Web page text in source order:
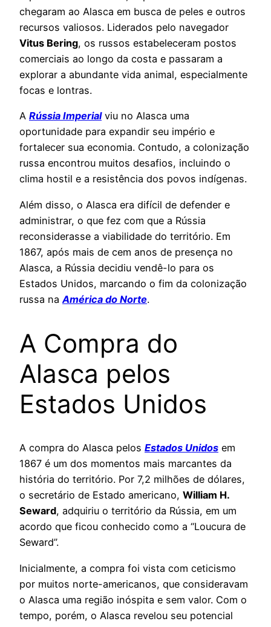
chegaram ao Alasca em busca de peles e outros
recursos valiosos. Liderados pelo navegador
Vitus Bering, os russos estabeleceram postos
comerciais ao longo da costa e passaram a
explorar a abundante vida animal, especialmente
focas e lontras.
A Rússia Imperialviu no Alasca uma
oportunidade para expandir seu império e
fortalecer sua economia. Contudo, a colonização
russa encontrou muitos desafios, incluindo o
clima hostil e a resistência dos povos indígenas.
Além disso, o Alasca era difícil de defender e
administrar, o que fez com que a Rússia
reconsiderasse a viabilidade do território. Em
1867, após mais de cem anos de presença no
Alasca, a Rússia decidiu vendê-lo para os
Estados Unidos, marcando o fim da colonização
russa na América do Norte.
A Compra do
Alasca pelos
Estados Unidos
A compra do Alasca pelos Estados Unidos em
1867 é um dos momentos mais marcantes da
história do território. Por 7,2 milhões de dólares,
o secretário de Estado americano, William H.
Seward, adquiriu o território da Rússia, em um
acordo que ficou conhecido como a “Loucura de
Seward”.
Inicialmente, a compra foi vista com ceticismo
por muitos norte-americanos, que consideravam
o Alasca uma região inóspita e sem valor. Com o
tempo, porém, o Alasca revelou seu potencial